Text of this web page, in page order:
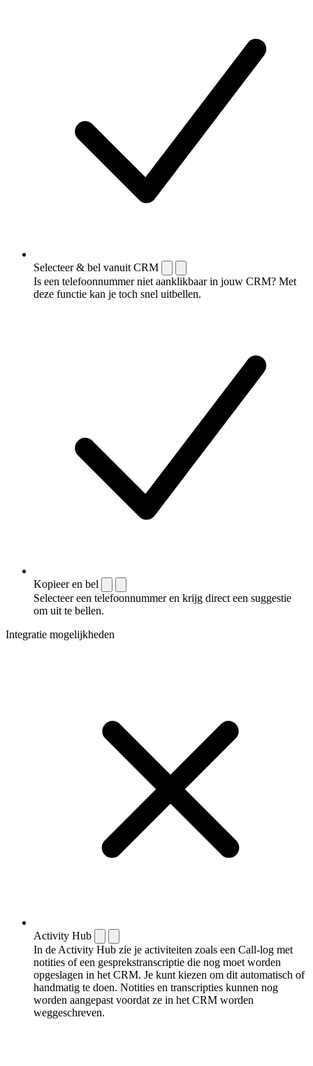
Selecteer & bel vanuit CRM
Is een telefoonnummer niet aanklikbaar in jouw CRM? Met
deze functie kan je toch snel uitbellen.
Kopieer en bel
Selecteer een telefoonnummer en krijg direct een suggestie
om uit te bellen.
Integratie mogelijkheden
Activity Hub
In de Activity Hub zie je activiteiten zoals een Call-log met
notities of een gespreks­transcriptie die nog moet worden
opgeslagen in het CRM. Je kunt kiezen om dit automatisch of
handmatig te doen. Notities en transcripties kunnen nog
worden aangepast voordat ze in het CRM worden
weggeschreven.